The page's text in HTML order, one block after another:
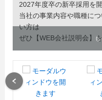
2027年度卒の新卒採用を
当社の事業内容や職種に
い方は
ぜひ【WEB会社説明会】
皆さまのご応募をお待ち